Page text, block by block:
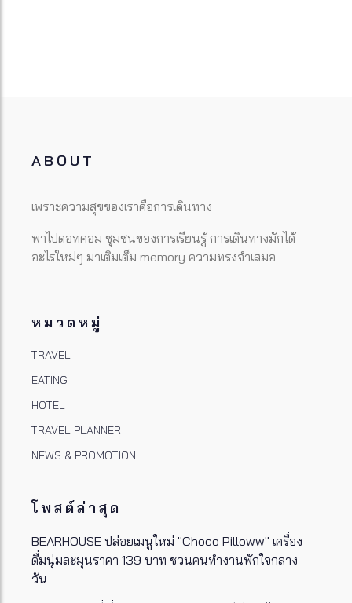
ABOUT
เพราะความสุขของเราคือการเดินทาง
พาไปดอทคอม ชุมชนของการเรียนรู้ การเดินทางมักได้
อะไรใหม่ๆ มาเติมเต็ม memory ความทรงจำเสมอ
หมวดหมู่
TRAVEL
EATING
HOTEL
TRAVEL PLANNER
NEWS & PROMOTION
โพสต์ล่าสุด
BEARHOUSE ปล่อยเมนูใหม่ "Choco Pilloww" เครื่อง
ดื่มนุ่มละมุนราคา 139 บาท ชวนคนทำงานพักใจกลาง
วัน